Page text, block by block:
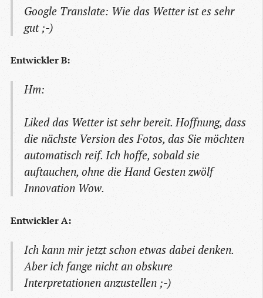
Google Translate: Wie das Wetter ist es sehr
gut ;-)
Entwickler B:
Hm:
Liked das Wetter ist sehr bereit. Hoffnung, dass
die nächste Version des Fotos, das Sie möchten
automatisch reif. Ich hoffe, sobald sie
auftauchen, ohne die Hand Gesten zwölf
Innovation Wow.
Entwickler A:
Ich kann mir jetzt schon etwas dabei denken.
Aber ich fange nicht an obskure
Interpretationen anzustellen ;-)